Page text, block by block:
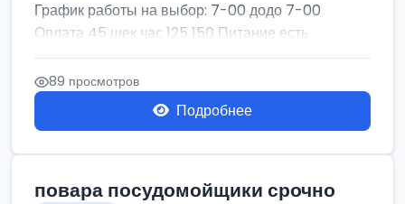
График работы на выбор: 7-00 додо 7-00
Оплата 45 шек час 125 150 Питание есть
ОФИЦИАЛЬНОЕ ...
89 просмотров
Подробнее
повара посудомойщики срочно